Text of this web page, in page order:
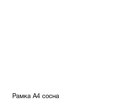
Рамка A4 сосна